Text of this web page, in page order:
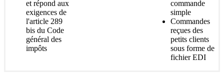
et répond aux
exigences de
l'article 289
bis du Code
général des
impôts
commande
simple
Commandes
reçues des
petits clients
sous forme de
fichier EDI